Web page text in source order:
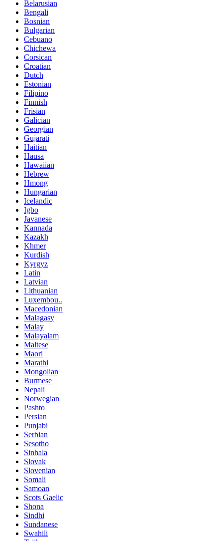
Belarusian
Bengali
Bosnian
Bulgarian
Cebuano
Chichewa
Corsican
Croatian
Dutch
Estonian
Filipino
Finnish
Frisian
Galician
Georgian
Gujarati
Haitian
Hausa
Hawaiian
Hebrew
Hmong
Hungarian
Icelandic
Igbo
Javanese
Kannada
Kazakh
Khmer
Kurdish
Kyrgyz
Latin
Latvian
Lithuanian
Luxembou..
Macedonian
Malagasy
Malay
Malayalam
Maltese
Maori
Marathi
Mongolian
Burmese
Nepali
Norwegian
Pashto
Persian
Punjabi
Serbian
Sesotho
Sinhala
Slovak
Slovenian
Somali
Samoan
Scots Gaelic
Shona
Sindhi
Sundanese
Swahili